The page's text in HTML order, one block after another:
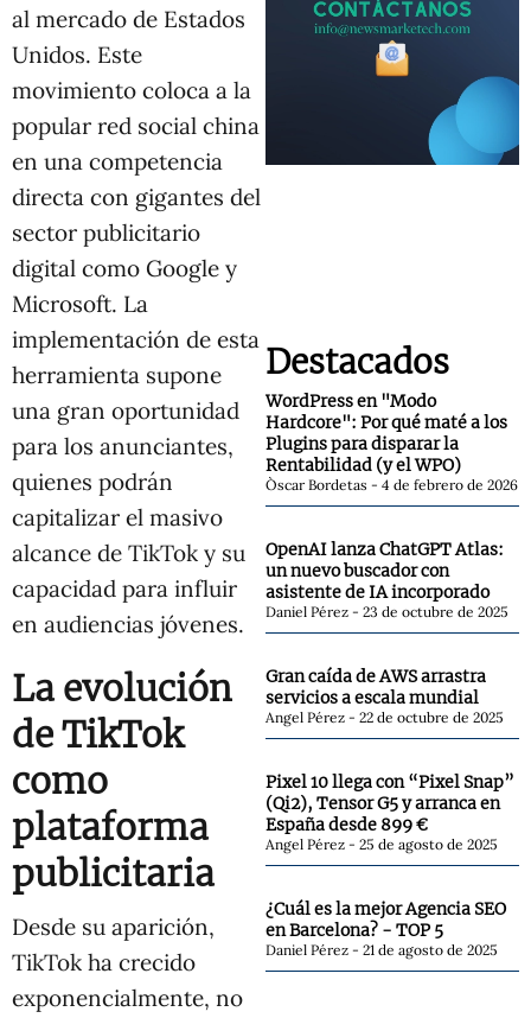
al mercado de Estados
Unidos. Este
movimiento coloca a la
popular red social china
en una competencia
directa con gigantes del
sector publicitario
digital como Google y
Microsoft. La
implementación de esta
herramienta supone
una gran oportunidad
para los anunciantes,
quienes podrán
capitalizar el masivo
alcance de TikTok y su
capacidad para influir
en audiencias jóvenes.
La evolución
de TikTok
como
plataforma
publicitaria
Desde su aparición,
TikTok ha crecido
exponencialmente, no
Destacados
WordPress en "Modo
Hardcore": Por qué maté a los
Plugins para disparar la
Rentabilidad (y el WPO)
Òscar Bordetas 4 de febrero de 2026
OpenAI lanza ChatGPT Atlas:
un nuevo buscador con
asistente de IA incorporado
Daniel Pérez 23 de octubre de 2025
Gran caída de AWS arrastra
servicios a escala mundial
Angel Pérez 22 de octubre de 2025
Pixel 10 llega con “Pixel Snap”
(Qi2), Tensor G5 y arranca en
España desde 899 €
Angel Pérez 25 de agosto de 2025
¿Cuál es la mejor Agencia SEO
en Barcelona? - TOP 5
Daniel Pérez 21 de agosto de 2025